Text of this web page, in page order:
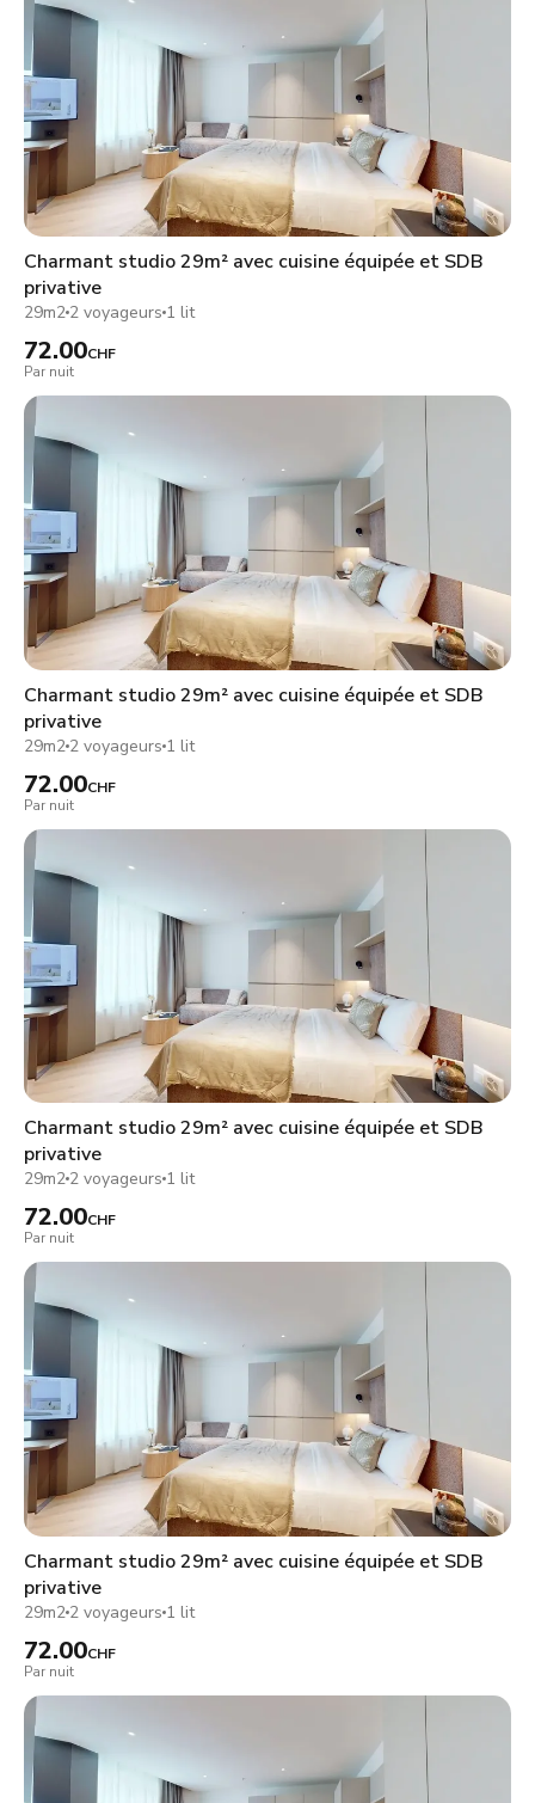
Charmant studio 29m² avec cuisine équipée et SDB
privative
29m2 2 voyageurs 1 lit
72.00CHF
Par nuit
Charmant studio 29m² avec cuisine équipée et SDB
privative
29m2 2 voyageurs 1 lit
72.00CHF
Par nuit
Charmant studio 29m² avec cuisine équipée et SDB
privative
29m2 2 voyageurs 1 lit
72.00CHF
Par nuit
Charmant studio 29m² avec cuisine équipée et SDB
privative
29m2 2 voyageurs 1 lit
72.00CHF
Par nuit